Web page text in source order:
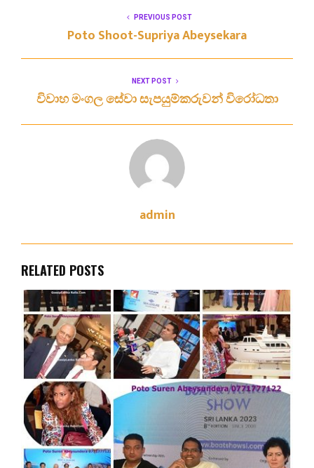
PREVIOUS POST
Poto Shoot-Supriya Abeysekara
NEXT POST
විවාහ මංගල සේවා සැපයුම්කරුවන් විරෝධතා
admin
RELATED POSTS